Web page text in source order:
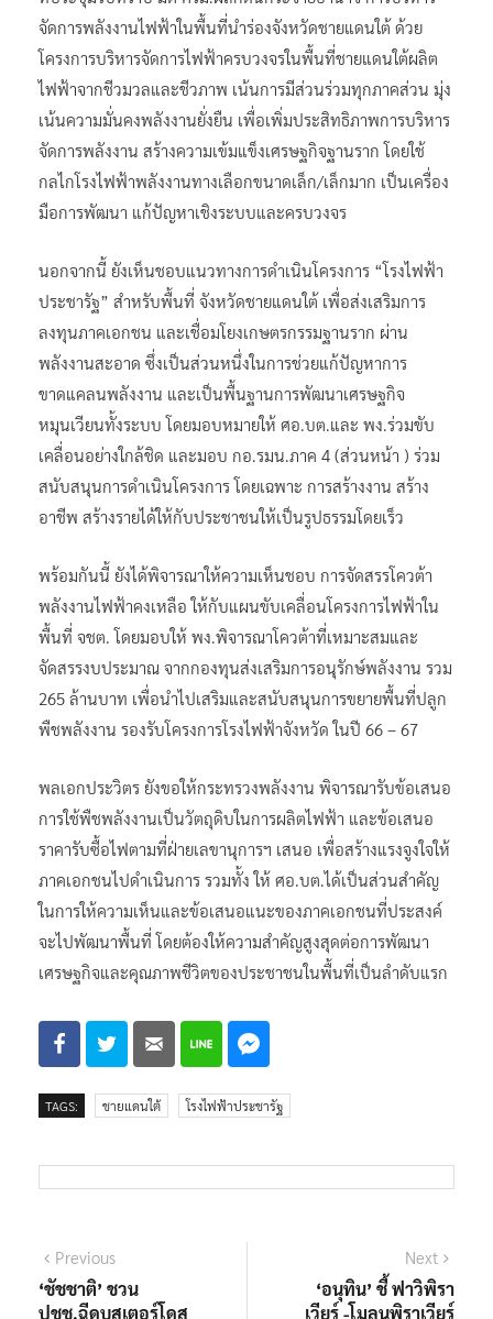
จัดการพลังงานไฟฟ้าในพื้นที่นำร่องจังหวัดชายแดนใต้ ด้วย
โครงการบริหารจัดการไฟฟ้าครบวงจรในพื้นที่ชายแดนใต้ผลิต
ไฟฟ้าจากชีวมวลและชีวภาพ เน้นการมีส่วนร่วมทุกภาคส่วน มุ่ง
เน้นความมั่นคงพลังงานยั่งยืน เพื่อเพิ่มประสิทธิภาพการบริหาร
จัดการพลังงาน สร้างความเข้มแข็งเศรษฐกิจฐานราก โดยใช้
กลไกโรงไฟฟ้าพลังงานทางเลือกขนาดเล็ก/เล็กมาก เป็นเครื่อง
มือการพัฒนา แก้ปัญหาเชิงระบบและครบวงจร
นอกจากนี้ ยังเห็นชอบแนวทางการดำเนินโครงการ “โรงไฟฟ้า
ประชารัฐ” สำหรับพื้นที่ จังหวัดชายแดนใต้ เพื่อส่งเสริมการ
ลงทุนภาคเอกชน และเชื่อมโยงเกษตรกรรมฐานราก ผ่าน
พลังงานสะอาด ซึ่งเป็นส่วนหนึ่งในการช่วยแก้ปัญหาการ
ขาดแคลนพลังงาน และเป็นพื้นฐานการพัฒนาเศรษฐกิจ
หมุนเวียนทั้งระบบ โดยมอบหมายให้ ศอ.บต.และ พง.ร่วมขับ
เคลื่อนอย่างใกล้ชิด และมอบ กอ.รมน.ภาค 4 (ส่วนหน้า ) ร่วม
สนับสนุนการดำเนินโครงการ โดยเฉพาะ การสร้างงาน สร้าง
อาชีพ สร้างรายได้ให้กับประชาชนให้เป็นรูปธรรมโดยเร็ว
พร้อมกันนี้ ยังได้พิจารณาให้ความเห็นชอบ การจัดสรรโควต้า
พลังงานไฟฟ้าคงเหลือ ให้กับแผนขับเคลื่อนโครงการไฟฟ้าใน
พื้นที่ จชต. โดยมอบให้ พง.พิจารณาโควต้าที่เหมาะสมและ
จัดสรรงบประมาณ จากกองทุนส่งเสริมการอนุรักษ์พลังงาน รวม
265 ล้านบาท เพื่อนำไปเสริมและสนับสนุนการขยายพื้นที่ปลูก
พืชพลังงาน รองรับโครงการโรงไฟฟ้าจังหวัด ในปี 66 – 67
พลเอกประวิตร ยังขอให้กระทรวงพลังงาน พิจารณารับข้อเสนอ
การใช้พืชพลังงานเป็นวัตถุดิบในการผลิตไฟฟ้า และข้อเสนอ
ราคารับซื้อไฟตามที่ฝ่ายเลขานุการฯ เสนอ เพื่อสร้างแรงจูงใจให้
ภาคเอกชนไปดำเนินการ รวมทั้ง ให้ ศอ.บต.ได้เป็นส่วนสำคัญ
ในการให้ความเห็นและข้อเสนอแนะของภาคเอกชนที่ประสงค์
จะไปพัฒนาพื้นที่ โดยต้องให้ความสำคัญสูงสุดต่อการพัฒนา
เศรษฐกิจและคุณภาพชีวิตของประชาชนในพื้นที่เป็นลำดับแรก
TAGS: ชายแดนใต้ โรงไฟฟ้าประชารัฐ
แนะแนว
เรื่อง
PreviousPrevious
post:
‘ชัชชาติ’ ชวน
ปชช.ฉีดบูสเตอร์โดส
Next
post:
‘อนุทิน’ ชี้ ฟาวิพิรา
เวียร์ -โมลนูพิราเวียร์